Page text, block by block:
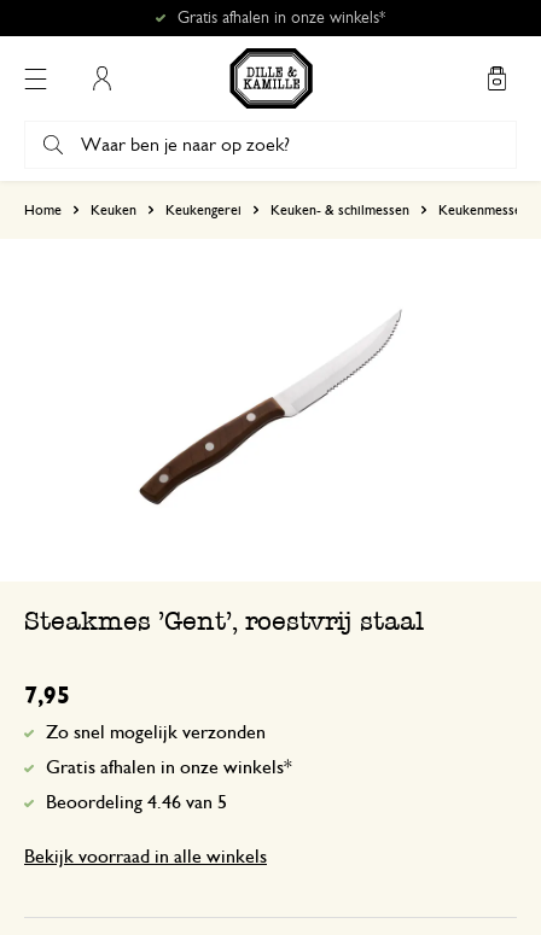
Gratis afhalen in onze winkels*
Home Keuken Keukengerei Keuken- & schilmessen Keukenmessen
Steakmes 'Gent', roestvrij staal
7,95
Zo snel mogelijk verzonden
Gratis afhalen in onze winkels*
Beoordeling 4.46 van 5
Bekijk voorraad in alle winkels
5